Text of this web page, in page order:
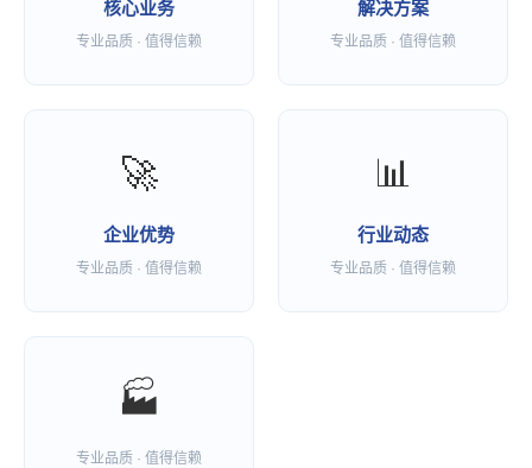
核心业务
专业品质 · 值得信赖
解决方案
专业品质 · 值得信赖
🚀
企业优势
专业品质 · 值得信赖
📊
行业动态
专业品质 · 值得信赖
🏭
专业品质 · 值得信赖